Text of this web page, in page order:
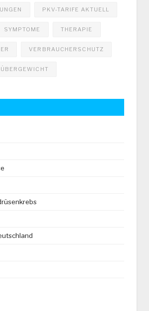
PKV-TARIFE AKTUELL
SYMPTOME THERAPIE
VERBRAUCHERSCHUTZ
ÜBERGEWICHT